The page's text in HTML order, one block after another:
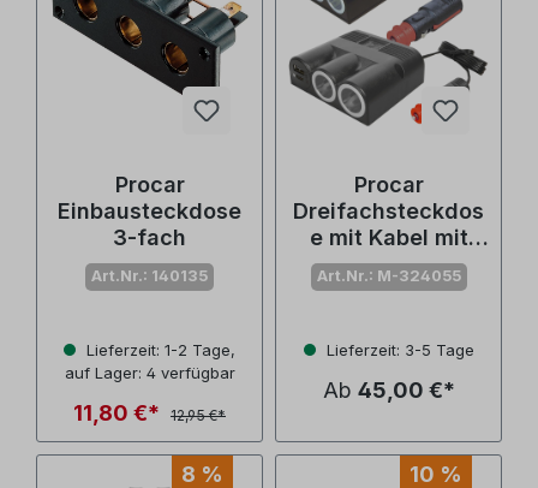
Procar
Einbausteckdose
3-fach
Art.Nr.: 140135
Lieferzeit: 1-2 Tage,
auf Lager: 4 verfügbar
11,80 €* 12,95 €*
Procar
Dreifachsteckdos
e mit Kabel mit
Power und USB
Art.Nr.: M-324055
Lieferzeit: 3-5 Tage
Ab 45,00 €*
8 % 10 %